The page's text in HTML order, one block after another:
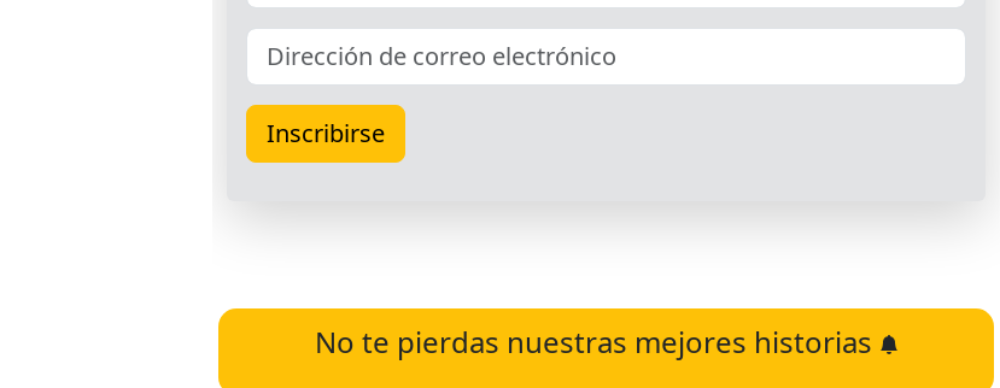
No te pierdas nuestras mejores historias